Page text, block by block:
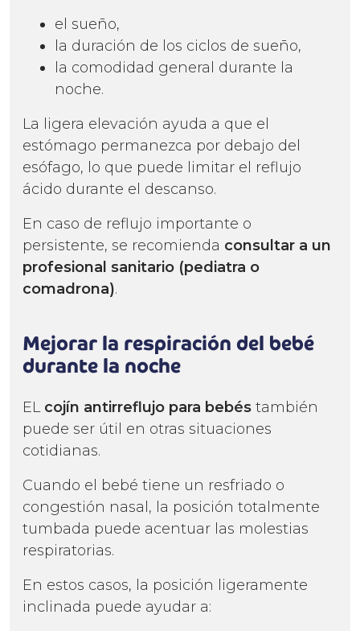
el sueño,
la duración de los ciclos de sueño,
la comodidad general durante la
noche.
La ligera elevación ayuda a que el
estómago permanezca por debajo del
esófago, lo que puede limitar el reflujo
ácido durante el descanso.
En caso de reflujo importante o
persistente, se recomienda consultar a un
profesional sanitario (pediatra o
comadrona).
Mejorar la respiración del bebé
durante la noche
EL cojín antirreflujo para bebés también
puede ser útil en otras situaciones
cotidianas.
Cuando el bebé tiene un resfriado o
congestión nasal, la posición totalmente
tumbada puede acentuar las molestias
respiratorias.
En estos casos, la posición ligeramente
inclinada puede ayudar a: